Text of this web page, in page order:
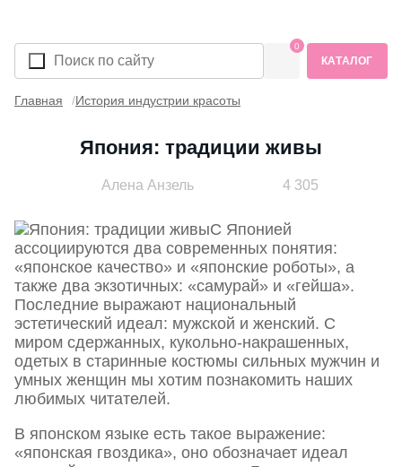
0
КАТАЛОГ
Главная История индустрии красоты
Япония: традиции живы
Алена Анзель 4 305
С Японией
ассоциируются два современных понятия:
«японское качество» и «японские роботы», а
также два экзотичных: «самурай» и «гейша».
Последние выражают национальный
эстетический идеал: мужской и женский. С
миром сдержанных, кукольно-накрашенных,
одетых в старинные костюмы сильных мужчин и
умных женщин мы хотим познакомить наших
любимых читателей.
В японском языке есть такое выражение:
«японская гвоздика», оно обозначает идеал